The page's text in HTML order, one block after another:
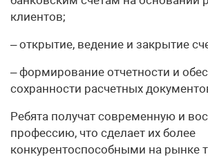
клиентов;
– открытие, ведение и закрытие
– формирование отчетности и
сохранности расчетных
Ребята получат современную и
профессию, что сделает их более
конкурентоспособными на рынке